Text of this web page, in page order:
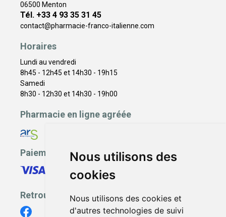
Nous utilisons des
cookies
Nous utilisons des cookies et
d'autres technologies de suivi
06500 Menton
Tél. +33 4 93 35 31 45
contact@pharmacie-franco-italienne.com
Horaires
Lundi au vendredi
8h45 - 12h45 et 14h30 - 19h15
Samedi
8h30 - 12h30 et 14h30 - 19h00
Pharmacie en ligne agréée
Paiement sécurisé
Retrouvez-nous